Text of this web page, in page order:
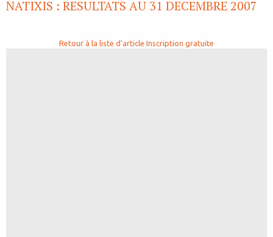
NATIXIS : RESULTATS AU 31 DECEMBRE 2007
Retour à la liste d'article Inscription gratuite